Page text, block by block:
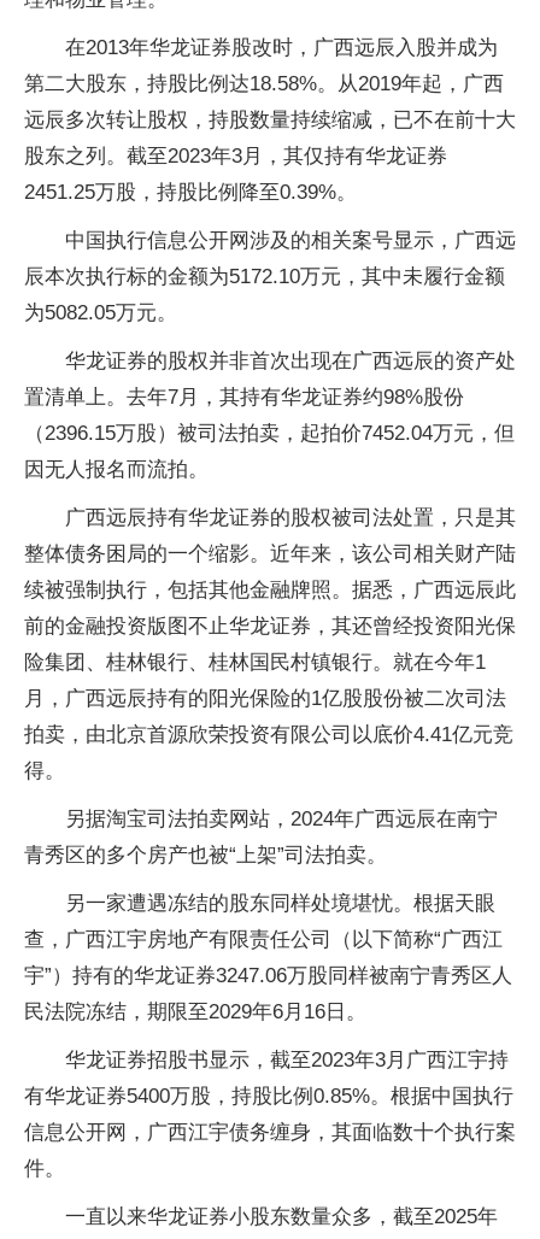
在2013年华龙证券股改时，广西远辰入股并成为
第二大股东，持股比例达18.58%。从2019年起，广西
远辰多次转让股权，持股数量持续缩减，已不在前十大
股东之列。截至2023年3月，其仅持有华龙证券
2451.25万股，持股比例降至0.39%。
中国执行信息公开网涉及的相关案号显示，广西远
辰本次执行标的金额为5172.10万元，其中未履行金额
为5082.05万元。
华龙证券的股权并非首次出现在广西远辰的资产处
置清单上。去年7月，其持有华龙证券约98%股份
（2396.15万股）被司法拍卖，起拍价7452.04万元，但
因无人报名而流拍。
广西远辰持有华龙证券的股权被司法处置，只是其
整体债务困局的一个缩影。近年来，该公司相关财产陆
续被强制执行，包括其他金融牌照。据悉，广西远辰此
前的金融投资版图不止华龙证券，其还曾经投资阳光保
险集团、桂林银行、桂林国民村镇银行。就在今年1
月，广西远辰持有的阳光保险的1亿股股份被二次司法
拍卖，由北京首源欣荣投资有限公司以底价4.41亿元竞
得。
另据淘宝司法拍卖网站，2024年广西远辰在南宁
青秀区的多个房产也被“上架”司法拍卖。
另一家遭遇冻结的股东同样处境堪忧。根据天眼
查，广西江宇房地产有限责任公司（以下简称“广西江
宇”）持有的华龙证券3247.06万股同样被南宁青秀区人
民法院冻结，期限至2029年6月16日。
华龙证券招股书显示，截至2023年3月广西江宇持
有华龙证券5400万股，持股比例0.85%。根据中国执行
信息公开网，广西江宇债务缠身，其面临数十个执行案
件。
一直以来华龙证券小股东数量众多，截至2025年